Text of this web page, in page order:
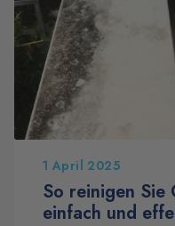
1 April 2025
So reinigen Sie
einfach und